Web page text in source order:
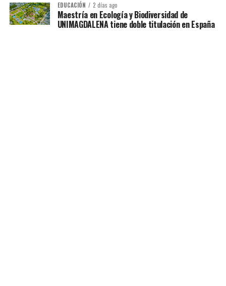
EDUCACIÓN 2 días ago
Maestría en Ecología y Biodiversidad de
UNIMAGDALENA tiene doble titulación en España